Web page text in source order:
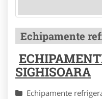
Echipamente
SIGHISOARA
Echipamente